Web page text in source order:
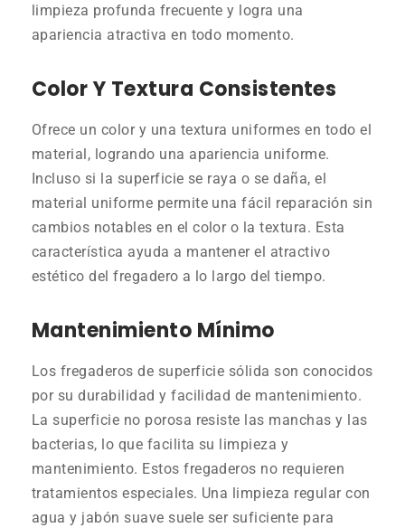
limpieza profunda frecuente y logra una
apariencia atractiva en todo momento.
Color Y Textura Consistentes
Ofrece un color y una textura uniformes en todo el
material, logrando una apariencia uniforme.
Incluso si la superficie se raya o se daña, el
material uniforme permite una fácil reparación sin
cambios notables en el color o la textura. Esta
característica ayuda a mantener el atractivo
estético del fregadero a lo largo del tiempo.
Mantenimiento Mínimo
Los fregaderos de superficie sólida son conocidos
por su durabilidad y facilidad de mantenimiento.
La superficie no porosa resiste las manchas y las
bacterias, lo que facilita su limpieza y
mantenimiento. Estos fregaderos no requieren
tratamientos especiales. Una limpieza regular con
agua y jabón suave suele ser suficiente para